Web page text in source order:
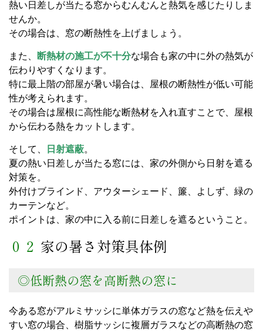
熱い日差しが当たる窓からむんむんと熱気を感じたりしま
せんか。
その場合は、窓の断熱性を上げましょう。
また、 断熱材の施工が不十分な場合も家の中に外の熱気が
伝わりやすくなります。
特に最上階の部屋が暑い場合は、屋根の断熱性が低い可能
性が考えられます。
その場合は屋根に高性能な断熱材を入れ直すことで、屋根
から伝わる熱をカットします。
そして、 日射遮蔽。
夏の熱い日差しが当たる窓には、家の外側から日射を遮る
対策を。
外付けブラインド、アウターシェード、簾、よしず、緑の
カーテンなど。
ポイントは、家の中に入る前に日差しを遮るということ。
０２ 家の暑さ対策具体例
◎低断熱の窓を高断熱の窓に
今ある窓がアルミサッシに単体ガラスの窓など熱を伝えや
すい窓の場合、樹脂サッシに複層ガラスなどの高断熱の窓